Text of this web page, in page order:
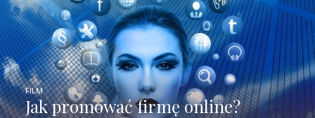
Jak promować firmę online?
FILM